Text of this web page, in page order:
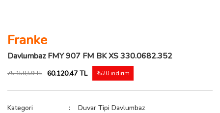
Franke
Davlumbaz FMY 907 FM BK XS 330.0682.352
75.150,59 TL 60.120,47 TL %20 indirim
Kategori
Duvar Tipi Davlumbaz